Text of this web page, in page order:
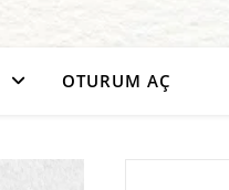
OTURUM AÇ